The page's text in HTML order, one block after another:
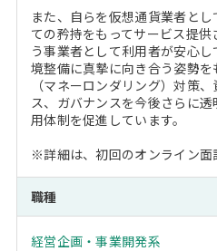
また、自らを仮想通貨業者と
ての矜持をもってサービス提
う事業者として利用者が安心
境整備に真摯に向き合う姿勢
（マネーロンダリング）対策
ス、ガバナンスを今後さらに
用体制を促進しています。
※詳細は、初回のオンライン面
職種
経営企画・事業開発系